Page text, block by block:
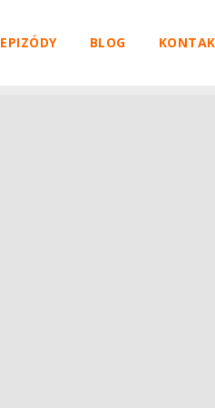
EPIZÓDY BLOG